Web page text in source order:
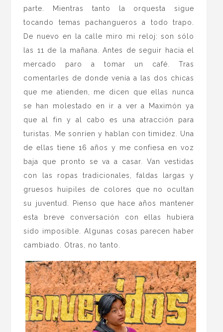
parte. Mientras tanto la orquesta sigue
tocando temas pachangueros a todo trapo.
De nuevo en la calle miro mi reloj: son sólo
las 11 de la mañana. Antes de seguir hacia el
mercado paro a tomar un café. Tras
comentarles de donde venía a las dos chicas
que me atienden, me dicen que ellas nunca
se han molestado en ir a ver a Maximón ya
que al fin y al cabo es una atracción para
turistas. Me sonríen y hablan con timidez. Una
de ellas tiene 16 años y me confiesa en voz
baja que pronto se va a casar. Van vestidas
con las ropas tradicionales, faldas largas y
gruesos huipiles de colores que no ocultan
su juventud. Pienso que hace años mantener
esta breve conversación con ellas hubiera
sido imposible. Algunas cosas parecen haber
cambiado. Otras, no tanto.